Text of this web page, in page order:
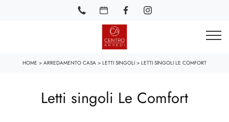
HOME > ARREDAMENTO CASA > LETTI SINGOLI > LETTI SINGOLI LE COMFORT
Letti singoli Le Comfort